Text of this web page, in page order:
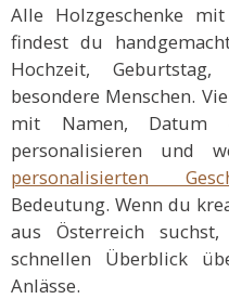
Alle Holzgeschenke
findest du
Hochzeit,
besondere Menschen.
mit Namen, Datum
personalisieren und
personalisierten
Bedeutung. Wenn du
aus Österreich
schnellen Überblick
Anlässe.